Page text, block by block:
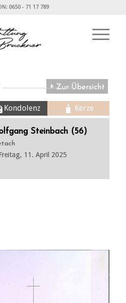
0650 - 71 17 789
Kondolenz Kerze
Steinbach (56)
11. April 2025